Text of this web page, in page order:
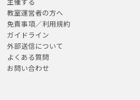
教室運営者の方へ
免責事項／利用規約
ガイドライン
外部送信について
よくある質問
お問い合わせ